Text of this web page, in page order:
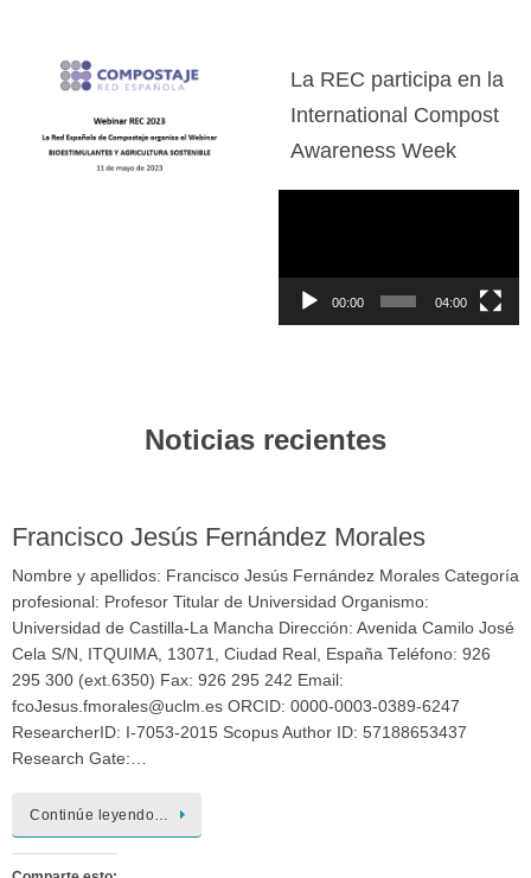
La REC participa en la
International Compost
Awareness Week
00:00 04:00
Noticias recientes
Francisco Jesús Fernández Morales
Nombre y apellidos: Francisco Jesús Fernández Morales Categoría
profesional: Profesor Titular de Universidad Organismo:
Universidad de Castilla-La Mancha Dirección: Avenida Camilo José
Cela S/N, ITQUIMA, 13071, Ciudad Real, España Teléfono: 926
295 300 (ext.6350) Fax: 926 295 242 Email:
fcoJesus.fmorales@uclm.es ORCID: 0000-0003-0389-6247
ResearcherID: I-7053-2015 Scopus Author ID: 57188653437
Research Gate:…
Continúe leyendo…